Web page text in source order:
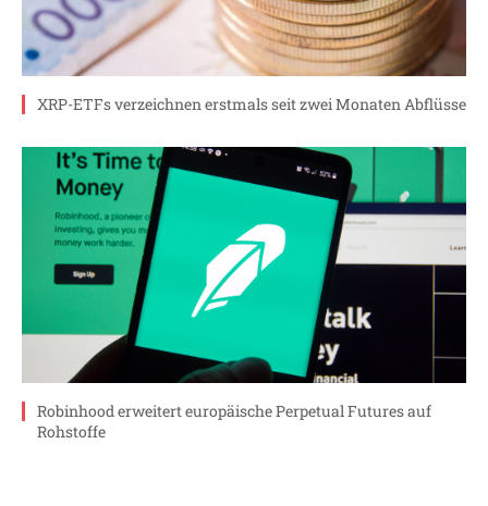
XRP-ETFs verzeichnen erstmals seit zwei Monaten Abflüsse
Robinhood erweitert europäische Perpetual Futures auf
Rohstoffe